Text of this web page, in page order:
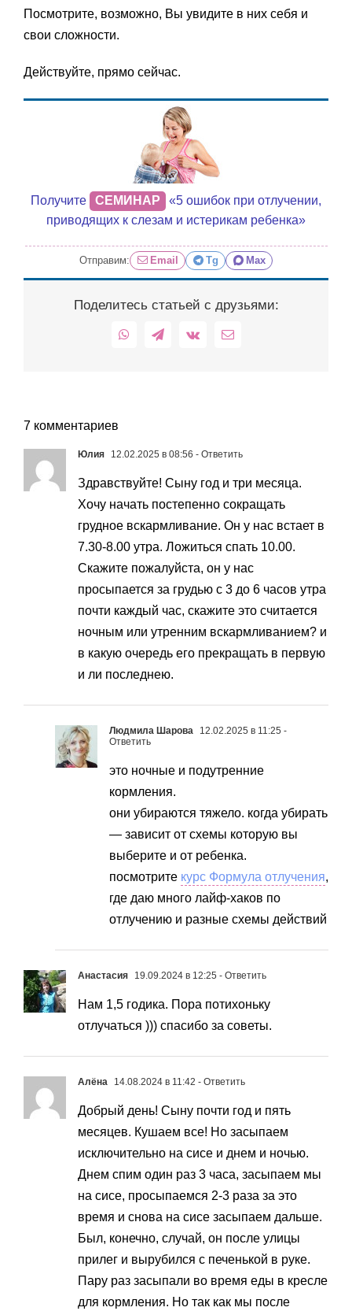
Посмотрите, возможно, Вы увидите в них себя и
свои сложности.
Действуйте, прямо сейчас.
Получите СЕМИНАР
«5 ошибок при отлучении,
приводящих к слезам и истерикам ребенка»
Отправим: Email Tg Max
Поделитесь статьей с друзьями:
WhatsAppTelegram
Vk Email
7 комментариев
Юлия 12.02.2025 в 08:56 - Ответить
Здравствуйте! Сыну год и три месяца.
Хочу начать постепенно сокращать
грудное вскармливание. Он у нас встает в
7.30-8.00 утра. Ложиться спать 10.00.
Скажите пожалуйста, он у нас
просыпается за грудью с 3 до 6 часов утра
почти каждый час, скажите это считается
ночным или утренним вскармливанием? и
в какую очередь его прекращать в первую
и ли последнею.
Людмила Шарова 12.02.2025 в 11:25 -
Ответить
это ночные и подутренние
кормления.
они убираются тяжело. когда убирать
— зависит от схемы которую вы
выберите и от ребенка.
посмотрите курс Формула отлучения,
где даю много лайф-хаков по
отлучению и разные схемы действий
Анастасия 19.09.2024 в 12:25 - Ответить
Нам 1,5 годика. Пора потихоньку
отлучаться ))) спасибо за советы.
Алёна 14.08.2024 в 11:42 - Ответить
Добрый день! Сыну почти год и пять
месяцев. Кушаем все! Но засыпаем
исключительно на сисе и днем и ночью.
Днем спим один раз 3 часа, засыпаем мы
на сисе, просыпаемся 2-3 раза за это
время и снова на сисе засыпаем дальше.
Был, конечно, случай, он после улицы
прилег и вырубился с печенькой в руке.
Пару раз засыпали во время еды в кресле
для кормления. Но так как мы после